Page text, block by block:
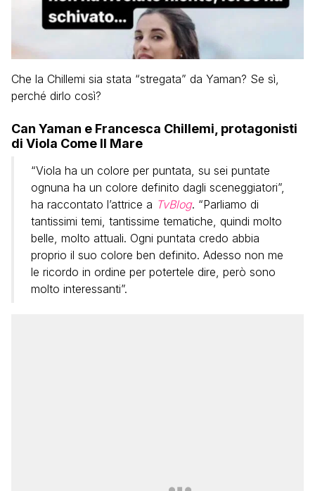
Che la Chillemi sia stata “stregata” da Yaman? Se sì,
perché dirlo così?
Can Yaman e Francesca Chillemi, protagonisti
di Viola Come Il Mare
“Viola ha un colore per puntata, su sei puntate
ognuna ha un colore definito dagli sceneggiatori”,
ha raccontato l’attrice a TvBlog. “Parliamo di
tantissimi temi, tantissime tematiche, quindi molto
belle, molto attuali. Ogni puntata credo abbia
proprio il suo colore ben definito. Adesso non me
le ricordo in ordine per potertele dire, però sono
molto interessanti”.